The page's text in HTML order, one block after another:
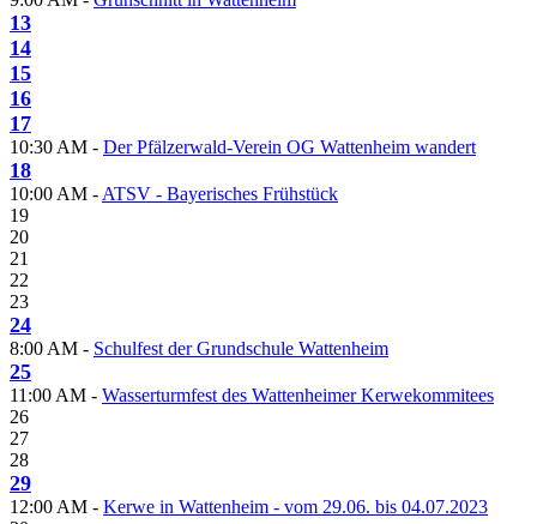
13
14
15
16
17
10:30 AM - Der Pfälzerwald-Verein OG Wattenheim wandert
18
10:00 AM - ATSV - Bayerisches Frühstück
19
20
21
22
23
24
8:00 AM - Schulfest der Grundschule Wattenheim
25
11:00 AM - Wasserturmfest des Wattenheimer Kerwekommitees
26
27
28
29
12:00 AM - Kerwe in Wattenheim - vom 29.06. bis 04.07.2023